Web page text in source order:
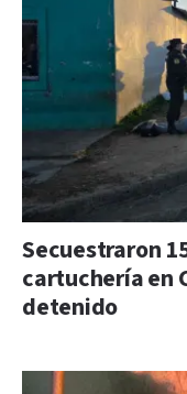
Secuestraron
cartuchería en
detenido